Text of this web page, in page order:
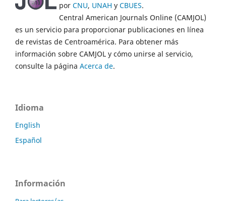
por CNU, UNAH y CBUES.
Central American Journals Online (CAMJOL)
es un servicio para proporcionar publicaciones en línea
de revistas de Centroamérica. Para obtener más
información sobre CAMJOL y cómo unirse al servicio,
consulte la página Acerca de.
Idioma
English
Español
Información